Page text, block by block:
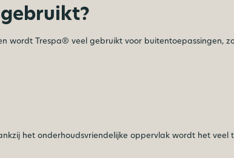
wordt Trespa® veel gebruikt voor buitentoepassingen,
het onderhoudsvriendelijke oppervlak wordt het veel